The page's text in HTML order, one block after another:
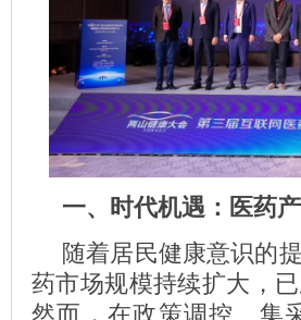
一、时代机遇：医药
随着居民健康意识的
药市场规模持续扩大，
然而，在政策调控、集